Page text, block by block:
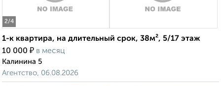
2/4
1-к квартира, на длительный срок, 38м², 5/17 этаж
10 000 ₽ в месяц
Калинина 5
Агентство, 06.08.2026